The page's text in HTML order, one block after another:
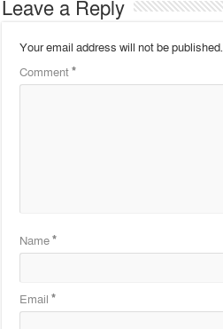
Leave a Reply
Your email address will not be published.
Comment*
Name*
Email*